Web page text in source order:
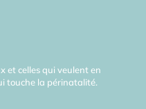
et celles qui veulent en
touche la périnatalité.